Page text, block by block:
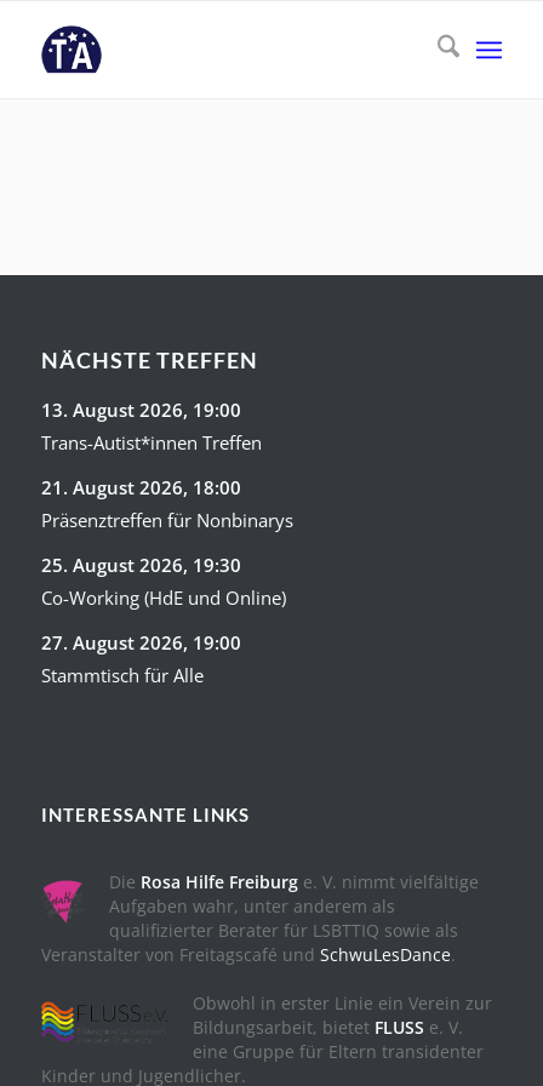
NÄCHSTE TREFFEN
13. August 2026, 19:00
Trans-Autist*innen Treffen
21. August 2026, 18:00
Präsenztreffen für Nonbinarys
25. August 2026, 19:30
Co-Working (HdE und Online)
27. August 2026, 19:00
Stammtisch für Alle
INTERESSANTE LINKS
Die Rosa Hilfe Freiburge. V. nimmt vielfältige
Aufgaben wahr, unter anderem als
qualifizierter Berater für LSBTTIQ sowie als
Veranstalter von Freitagscafé und SchwuLesDance.
Obwohl in erster Linie ein Verein zur
Bildungsarbeit, bietet FLUSS e. V.
eine Gruppe für Eltern transidenter
Kinder und Jugendlicher.